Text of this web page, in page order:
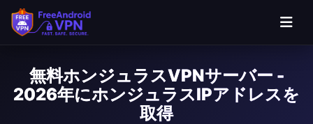
無料ホンジュラスVPNサーバー -
2026年にホンジュラスIPアドレスを
取得